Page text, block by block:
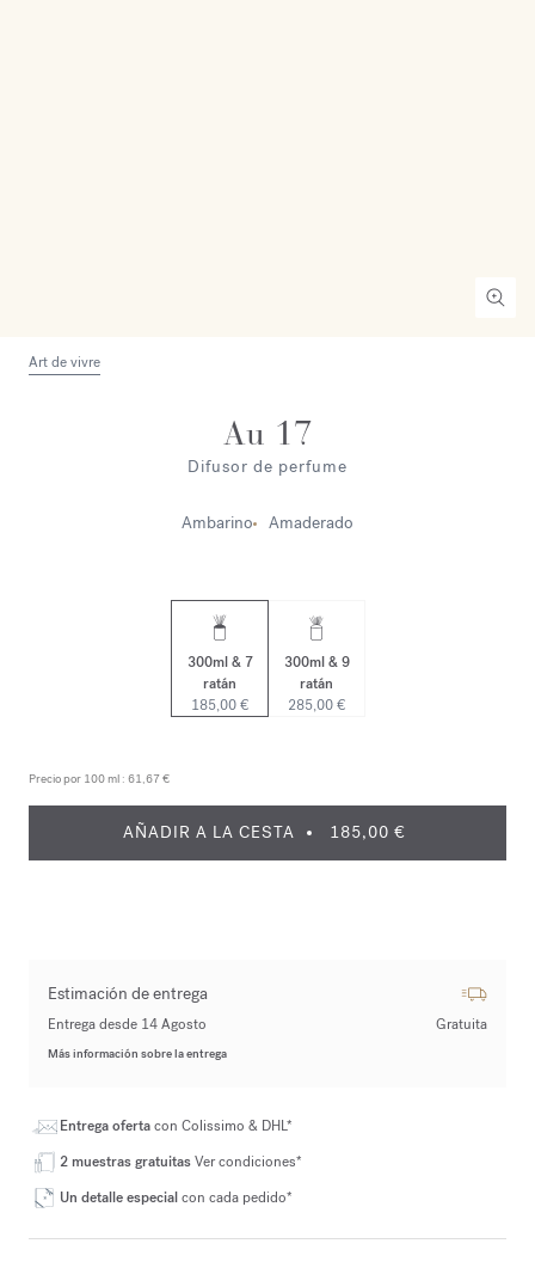
Art de vivre
Au 17
Difusor de perfume
Ambarino Amaderado
300ml & 7
ratán
185,00 €
300ml & 9
ratán
285,00 €
Precio por 100 ml : 61,67 €
AÑADIR A LA CESTA 185,00 €
Estimación de entrega
Entrega desde 14 Agosto Gratuita
Más información sobre la entrega
Entrega ofertacon Colissimo & DHL*
2 muestras gratuitasVer condiciones*
Un detalle especialcon cada pedido*